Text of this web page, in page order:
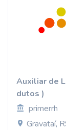
Auxiliar de
dutos )
primerrh
Gravataí,